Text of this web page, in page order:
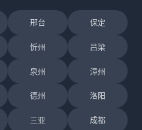
邢台 保定
忻州 吕梁
泉州 漳州
德州 洛阳
三亚 成都